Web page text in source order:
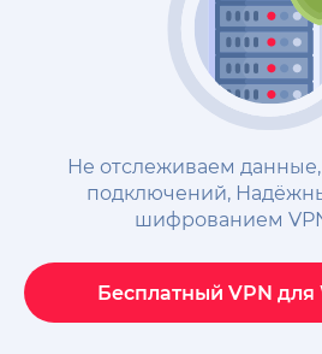
Не отслеживаем
подключений,
шифрованием
Бесплатный VPN